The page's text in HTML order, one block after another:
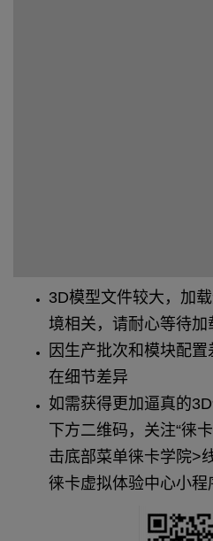
3D模型文件较大，加
境相关，请耐心等待加
因生产批次和模块配
在细节差异
如需获得更加逼真的
下方二维码，关注“徕
击底部菜单徕卡学院>
徕卡虚拟体验中心小程